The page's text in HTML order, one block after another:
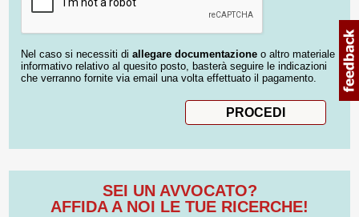
Nel caso si necessiti di allegare documentazione o altro materiale
informativo relativo al quesito posto, basterà seguire le indicazioni
che verranno fornite via email una volta effettuato il pagamento.
SEI UN AVVOCATO?
AFFIDA A NOI LE TUE RICERCHE!